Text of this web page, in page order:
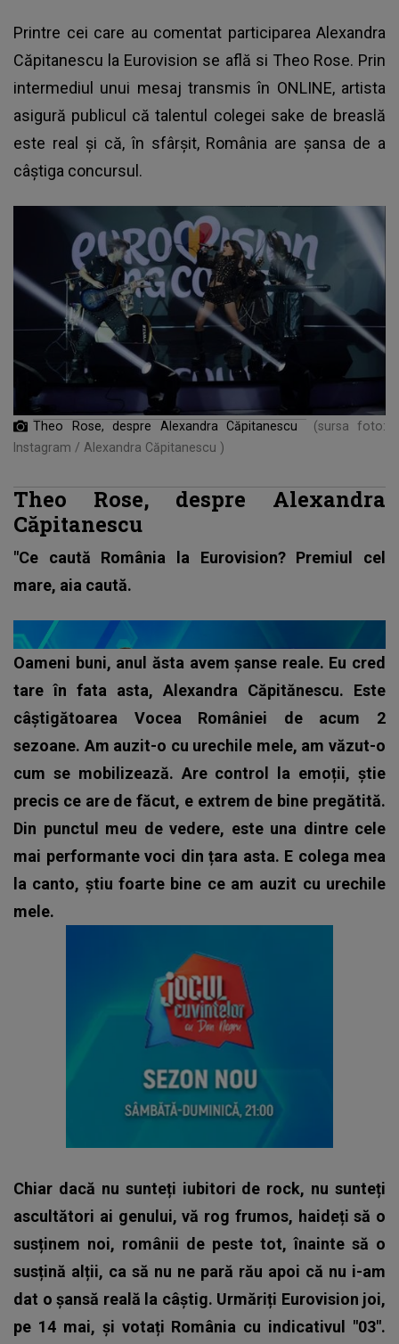
Printre cei care au comentat participarea Alexandra
Căpitanescu la Eurovision se află si Theo Rose. Prin
intermediul unui mesaj transmis în ONLINE, artista
asigură publicul că talentul colegei sake de breaslă
este real și că, în sfârșit, România are șansa de a
câștiga concursul.
Theo Rose, despre Alexandra Căpitanescu
(sursa foto:
Instagram / Alexandra Căpitanescu )
Theo Rose, despre Alexandra
Căpitanescu
"Ce caută România la Eurovision? Premiul cel
mare, aia caută.
Oameni buni, anul ăsta avem șanse reale. Eu cred
tare în fata asta, Alexandra Căpitănescu. Este
câștigătoarea Vocea României de acum 2
sezoane. Am auzit-o cu urechile mele, am văzut-o
cum se mobilizează. Are control la emoții, știe
precis ce are de făcut, e extrem de bine pregătită.
Din punctul meu de vedere, este una dintre cele
mai performante voci din țara asta. E colega mea
la canto, știu foarte bine ce am auzit cu urechile
mele.
Chiar dacă nu sunteți iubitori de rock, nu sunteți
ascultători ai genului, vă rog frumos, haideți să o
susținem noi, românii de peste tot, înainte să o
susțină alții, ca să nu ne pară rău apoi că nu i-am
dat o șansă reală la câștig. Urmăriți Eurovision joi,
pe 14 mai, și votați România cu indicativul "03".